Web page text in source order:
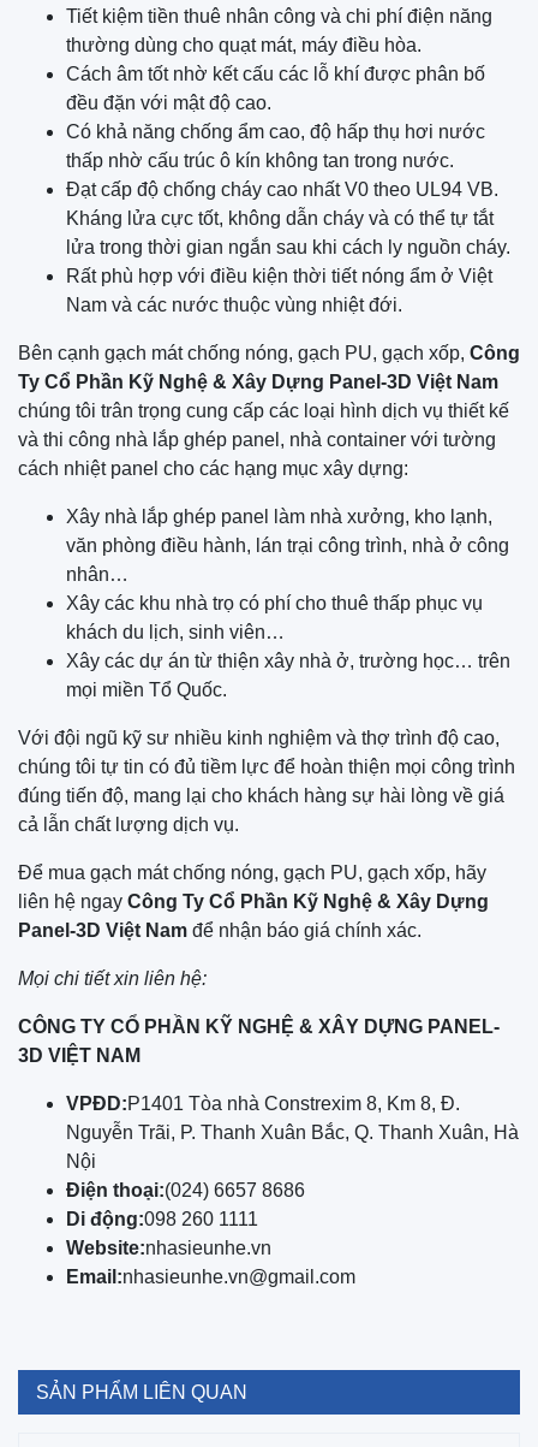
Tiết kiệm tiền thuê nhân công và chi phí điện năng
thường dùng cho quạt mát, máy điều hòa.
Cách âm tốt nhờ kết cấu các lỗ khí được phân bố
đều đặn với mật độ cao.
Có khả năng chống ẩm cao, độ hấp thụ hơi nước
thấp nhờ cấu trúc ô kín không tan trong nước.
Đạt cấp độ chống cháy cao nhất V0 theo UL94 VB.
Kháng lửa cực tốt, không dẫn cháy và có thể tự tắt
lửa trong thời gian ngắn sau khi cách ly nguồn cháy.
Rất phù hợp với điều kiện thời tiết nóng ẩm ở Việt
Nam và các nước thuộc vùng nhiệt đới.
Bên cạnh gạch mát chống nóng, gạch PU, gạch xốp, Công
Ty Cổ Phần Kỹ Nghệ & Xây Dựng Panel-3D Việt Nam
chúng tôi trân trọng cung cấp các loại hình dịch vụ thiết kế
và thi công nhà lắp ghép panel, nhà container với tường
cách nhiệt panel cho các hạng mục xây dựng:
Xây nhà lắp ghép panel làm nhà xưởng, kho lạnh,
văn phòng điều hành, lán trại công trình, nhà ở công
nhân…
Xây các khu nhà trọ có phí cho thuê thấp phục vụ
khách du lịch, sinh viên…
Xây các dự án từ thiện xây nhà ở, trường học… trên
mọi miền Tổ Quốc.
Với đội ngũ kỹ sư nhiều kinh nghiệm và thợ trình độ cao,
chúng tôi tự tin có đủ tiềm lực để hoàn thiện mọi công trình
đúng tiến độ, mang lại cho khách hàng sự hài lòng về giá
cả lẫn chất lượng dịch vụ.
Để mua gạch mát chống nóng, gạch PU, gạch xốp, hãy
liên hệ ngay Công Ty Cổ Phần Kỹ Nghệ & Xây Dựng
Panel-3D Việt Nam để nhận báo giá chính xác.
Mọi chi tiết xin liên hệ:
CÔNG TY CỔ PHẦN KỸ NGHỆ & XÂY DỰNG PANEL-
3D VIỆT NAM
VPĐD:P1401 Tòa nhà Constrexim 8, Km 8, Đ.
Nguyễn Trãi, P. Thanh Xuân Bắc, Q. Thanh Xuân, Hà
Nội
Điện thoại:(024) 6657 8686
Di động:098 260 1111
Website:nhasieunhe.vn
Email:nhasieunhe.vn@gmail.com
SẢN PHẨM LIÊN QUAN